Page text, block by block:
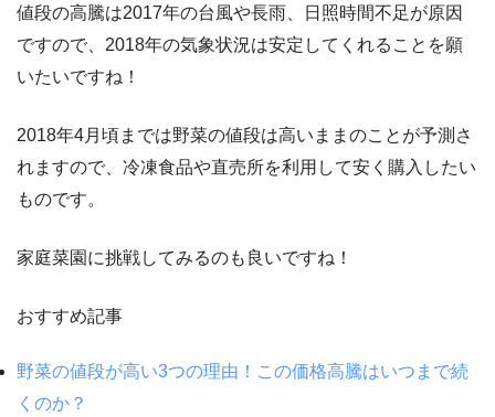
値段の高騰は2017年の台風や長雨、日照時間不足が原因
ですので、2018年の気象状況は安定してくれることを願
いたいですね！
2018年4月頃までは野菜の値段は高いままのことが予測さ
れますので、冷凍食品や直売所を利用して安く購入したい
ものです。
家庭菜園に挑戦してみるのも良いですね！
おすすめ記事
野菜の値段が高い3つの理由！この価格高騰はいつまで続
くのか？